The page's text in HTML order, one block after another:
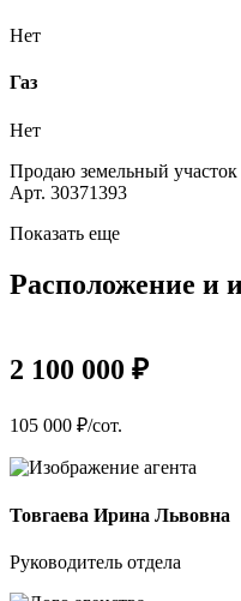
Нет
Газ
Нет
Продаю земельный участок
Арт. 30371393
Показать еще
Расположение и
2 100 000 ₽
105 000 ₽/сот.
Товгаева Ирина Львовна
Руководитель отдела